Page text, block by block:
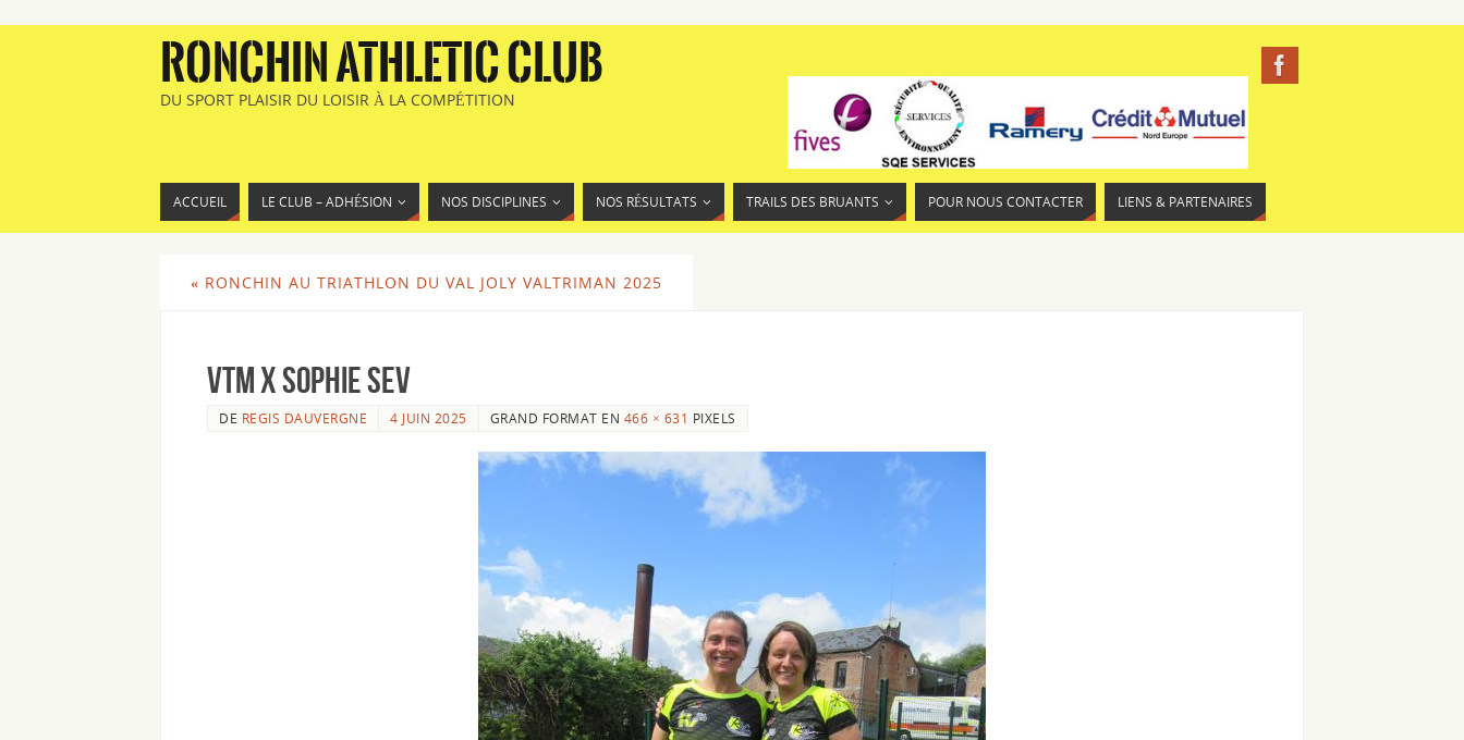
RONCHIN ATHLETIC CLUB
DU SPORT PLAISIR DU LOISIR À LA COMPÉTITION
ACCUEIL LE CLUB – ADHÉSION NOS DISCIPLINES NOS RÉSULTATS TRAILS DES BRUANTS POUR NOUS CONTACTER LIENS & PARTENAIRES
« RONCHIN AU TRIATHLON DU VAL JOLY VALTRIMAN 2025
VTM X Sophie Sev
DE REGIS DAUVERGNE 4 JUIN 2025 GRAND FORMAT EN 466 × 631 PIXELS